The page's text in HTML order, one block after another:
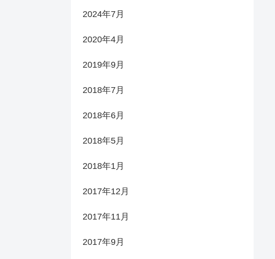
2024年7月
2020年4月
2019年9月
2018年7月
2018年6月
2018年5月
2018年1月
2017年12月
2017年11月
2017年9月